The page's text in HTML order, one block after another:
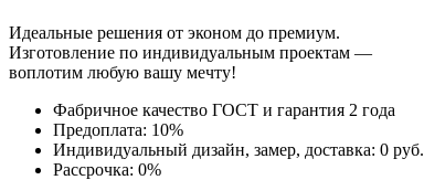
Идеальные решения от эконом до премиум.
Изготовление по индивидуальным проектам —
воплотим любую вашу мечту!
Фабричное качество ГОСТ и гарантия 2 года
Предоплата: 10%
Индивидуальный дизайн, замер, доставка: 0 руб.
Рассрочка: 0%